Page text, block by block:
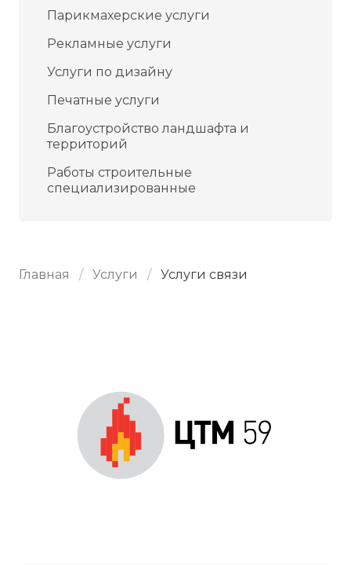
Парикмахерские услуги
Рекламные услуги
Услуги по дизайну
Печатные услуги
Благоустройство ландшафта и
территорий
Работы строительные
специализированные
Главная Услуги Услуги связи